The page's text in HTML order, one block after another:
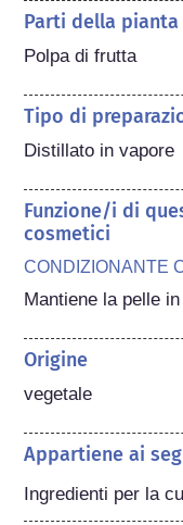
Parti della
Polpa di frutta
Tipo di
Distillato in vapore
Funzione/i di
cosmetici
CONDIZIONANTE
Mantiene la pelle
Origine
vegetale
Appartiene ai
Ingredienti per la